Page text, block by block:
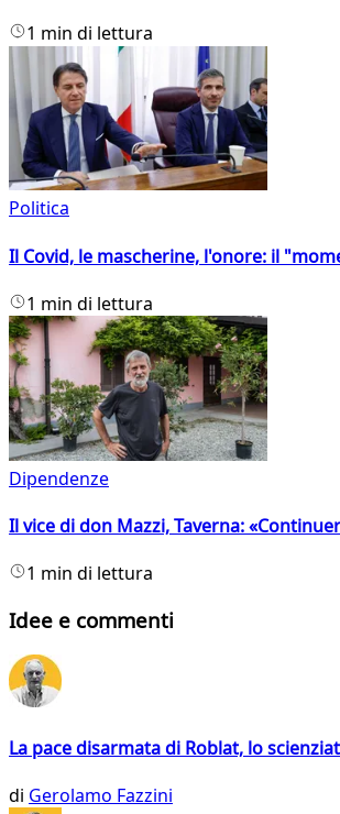
1 min di lettura
Politica
Il Covid, le mascherine, l'onore: il
1 min di lettura
Dipendenze
Il vice di don Mazzi, Taverna:
1 min di lettura
Idee e commenti
La pace disarmata di Roblat, lo
di Gerolamo Fazzini